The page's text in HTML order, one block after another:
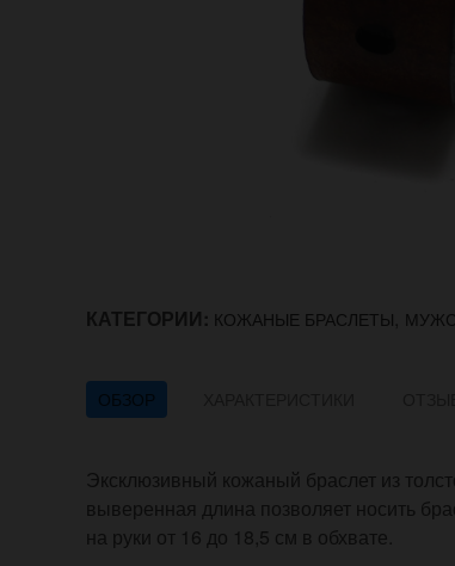
КАТЕГОРИИ: КОЖАНЫЕ БРАСЛЕТЫ,
ОБЗОР
Эксклюзивный кожаный браслет из
выверенная длина позволяет носить
на руки от 16 до 18,5 см в обхвате.